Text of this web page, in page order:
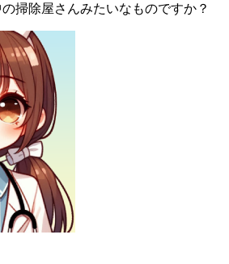
掃除屋さんみたいなものですか？